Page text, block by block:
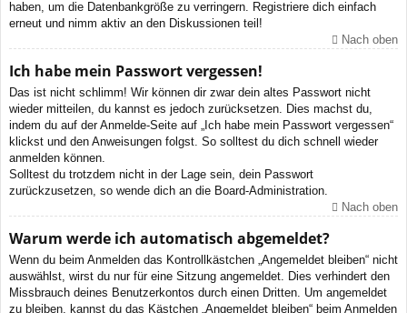
haben, um die Datenbankgröße zu verringern. Registriere dich einfach
erneut und nimm aktiv an den Diskussionen teil!
Nach oben
Ich habe mein Passwort vergessen!
Das ist nicht schlimm! Wir können dir zwar dein altes Passwort nicht
wieder mitteilen, du kannst es jedoch zurücksetzen. Dies machst du,
indem du auf der Anmelde-Seite auf „Ich habe mein Passwort vergessen“
klickst und den Anweisungen folgst. So solltest du dich schnell wieder
anmelden können.
Solltest du trotzdem nicht in der Lage sein, dein Passwort
zurückzusetzen, so wende dich an die Board-Administration.
Nach oben
Warum werde ich automatisch abgemeldet?
Wenn du beim Anmelden das Kontrollkästchen „Angemeldet bleiben“ nicht
auswählst, wirst du nur für eine Sitzung angemeldet. Dies verhindert den
Missbrauch deines Benutzerkontos durch einen Dritten. Um angemeldet
zu bleiben, kannst du das Kästchen „Angemeldet bleiben“ beim Anmelden